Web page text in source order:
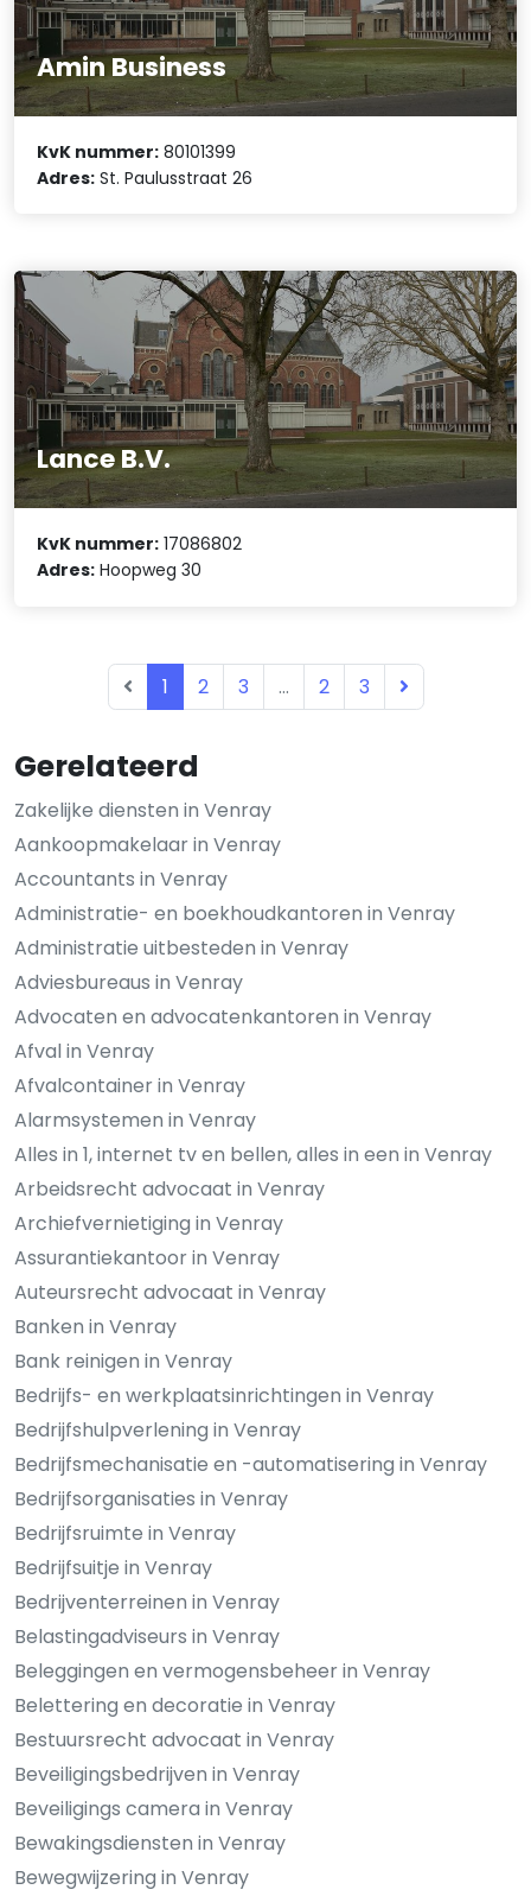
Gerelateerd
Zakelijke diensten in Venray
Aankoopmakelaar in Venray
Accountants in Venray
Administratie- en boekhoudkantoren in Venray
Administratie uitbesteden in Venray
Adviesbureaus in Venray
Advocaten en advocatenkantoren in Venray
Afval in Venray
Afvalcontainer in Venray
Alarmsystemen in Venray
Alles in 1, internet tv en bellen, alles in een in Venray
Arbeidsrecht advocaat in Venray
Archiefvernietiging in Venray
Assurantiekantoor in Venray
Auteursrecht advocaat in Venray
Banken in Venray
Bank reinigen in Venray
Bedrijfs- en werkplaatsinrichtingen in Venray
Bedrijfshulpverlening in Venray
Bedrijfsmechanisatie en -automatisering in Venray
Bedrijfsorganisaties in Venray
Bedrijfsruimte in Venray
Bedrijfsuitje in Venray
Bedrijventerreinen in Venray
Belastingadviseurs in Venray
Beleggingen en vermogensbeheer in Venray
Belettering en decoratie in Venray
Bestuursrecht advocaat in Venray
Beveiligingsbedrijven in Venray
Beveiligings camera in Venray
Bewakingsdiensten in Venray
Bewegwijzering in Venray
Amin Business
KvK nummer: 80101399
Adres: St. Paulusstraat 26
Lance B.V.
KvK nummer: 17086802
Adres: Hoopweg 30
1 2 3 ... 2 3